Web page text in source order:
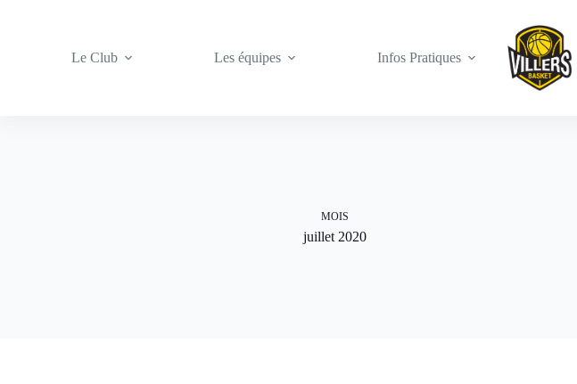
Le Club
Les équipes Infos Pratiques
MOIS
juillet 2020